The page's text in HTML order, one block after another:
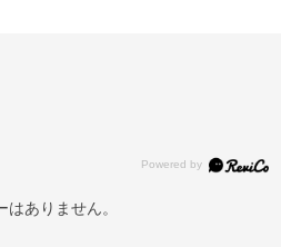
はありません。